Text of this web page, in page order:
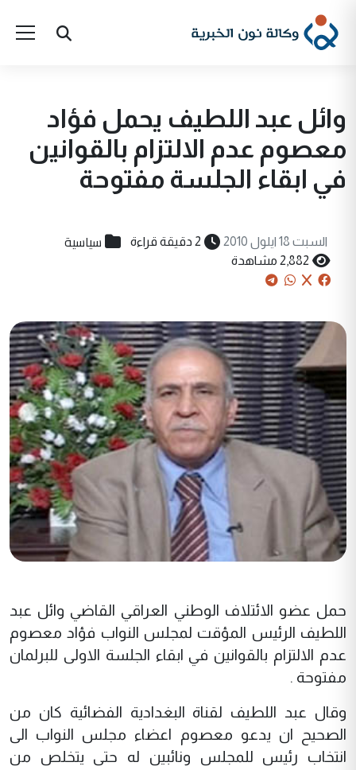
وائل عبد اللطيف يحمل فؤاد
معصوم عدم الالتزام بالقوانين
في ابقاء الجلسة مفتوحة
السبت 18 ايلول 2010 2 دقيقة قراءة سياسية
2,882 مشاهدة
حمل عضو الائتلاف الوطني العراقي القاضي وائل عبد
اللطيف الرئيس المؤقت لمجلس النواب فؤاد معصوم
عدم الالتزام بالقوانين في ابقاء الجلسة الاولى للبرلمان
مفتوحة .
وقال عبد اللطيف لقناة البغدادية الفضائية كان من
الصحيح ان يدعو معصوم اعضاء مجلس النواب الى
انتخاب رئيس للمجلس ونائبين له حتى يتخلص من